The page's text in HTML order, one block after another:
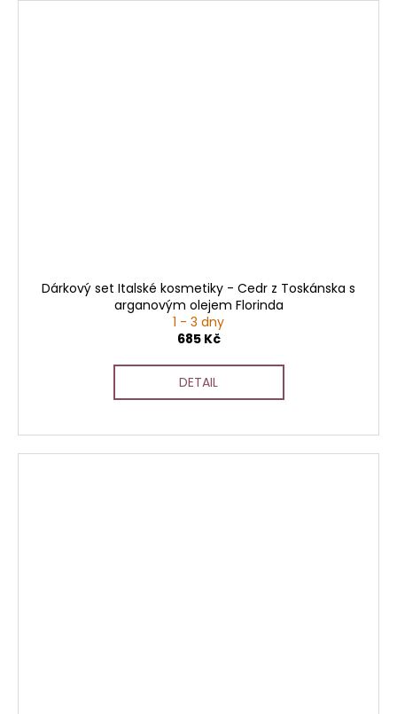
Dárkový set Italské kosmetiky - Cedr z Toskánska s
arganovým olejem Florinda
1 - 3 dny
685 Kč
DETAIL